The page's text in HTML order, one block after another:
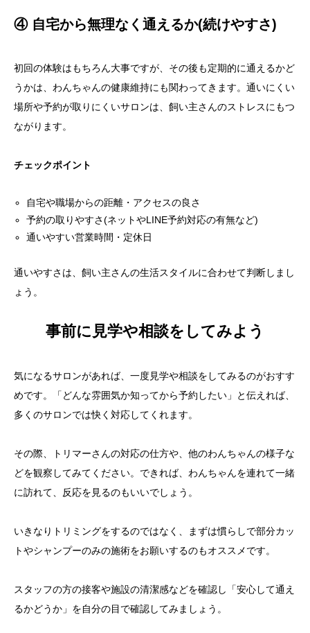
④ 自宅から無理なく通えるか(続けやすさ)
初回の体験はもちろん大事ですが、その後も定期的に通えるかど
うかは、わんちゃんの健康維持にも関わってきます。通いにくい
場所や予約が取りにくいサロンは、飼い主さんのストレスにもつ
ながります。
チェックポイント
自宅や職場からの距離・アクセスの良さ
予約の取りやすさ(ネットやLINE予約対応の有無など)
通いやすい営業時間・定休日
通いやすさは、飼い主さんの生活スタイルに合わせて判断しまし
ょう。
事前に見学や相談をしてみよう
気になるサロンがあれば、一度見学や相談をしてみるのがおすす
めです。「どんな雰囲気か知ってから予約したい」と伝えれば、
多くのサロンでは快く対応してくれます。
その際、トリマーさんの対応の仕方や、他のわんちゃんの様子な
どを観察してみてください。できれば、わんちゃんを連れて一緒
に訪れて、反応を見るのもいいでしょう。
いきなりトリミングをするのではなく、まずは慣らしで部分カッ
トやシャンプーのみの施術をお願いするのもオススメです。
スタッフの方の接客や施設の清潔感などを確認し「安心して通え
るかどうか」を自分の目で確認してみましょう。